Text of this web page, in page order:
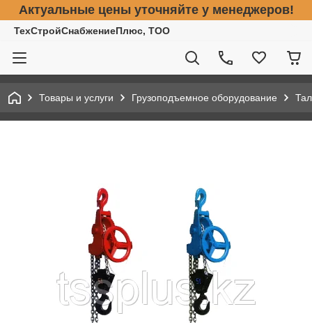
Актуальные цены уточняйте у менеджеров!
ТехСтройСнабжениеПлюс, ТОО
Товары и услуги Грузоподъемное оборудование